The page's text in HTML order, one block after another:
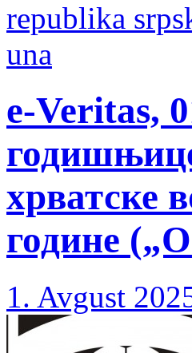
republika
una
e-Veritas,
хрватске
године
1. Avgust